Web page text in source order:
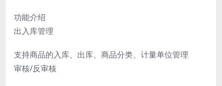
功能介绍
出入库管理
支持商品的入库、出库、商品分类、计量单位管理
审核/反审核